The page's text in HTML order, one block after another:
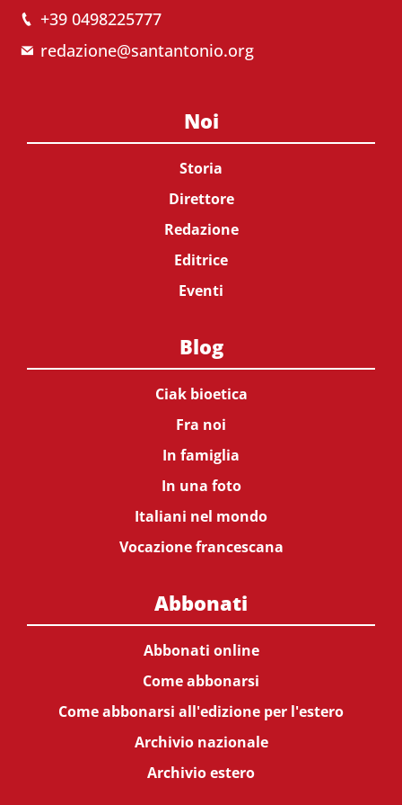
+39 0498225777
redazione@santantonio.org
Noi
Storia
Direttore
Redazione
Editrice
Eventi
Blog
Ciak bioetica
Fra noi
In famiglia
In una foto
Italiani nel mondo
Vocazione francescana
Abbonati
Abbonati online
Come abbonarsi
Come abbonarsi all'edizione per l'estero
Archivio nazionale
Archivio estero